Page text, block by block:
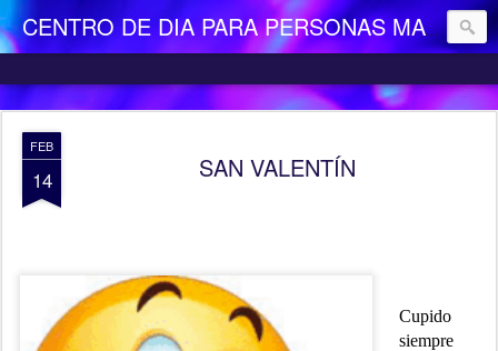
CENTRO DE DIA PARA PERSONAS MAYORES DEPENDIENTES "LA CAMOCHA"
FEB
14 SAN VALENTÍN
Cupido
siempre